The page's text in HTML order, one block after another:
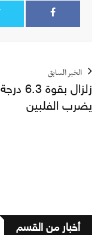
الخبر السابق
زلزال بقوة 6.3 درجة
يضرب الفلبين
أخبار من القسم